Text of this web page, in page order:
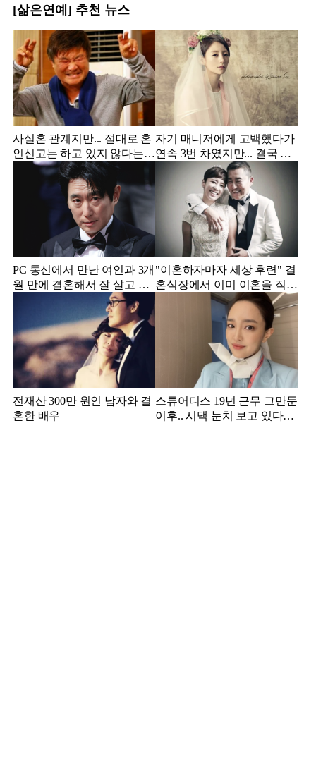
[삶은연예] 추천 뉴스
사실혼 관계지만... 절대로 혼
인신고는 하고 있지 않다는
배우
자기 매니저에게 고백했다가
연속 3번 차였지만... 결국 결
혼에 성공한 배우
PC 통신에서 만난 여인과 3개
월 만에 결혼해서 잘 살고 있
"이혼하자마자 세상 후련" 결
혼식장에서 이미 이혼을 직감
했었다는 배우
전재산 300만 원인 남자와 결
혼한 배우
스튜어디스 19년 근무 그만둔
이후.. 시댁 눈치 보고 있다는